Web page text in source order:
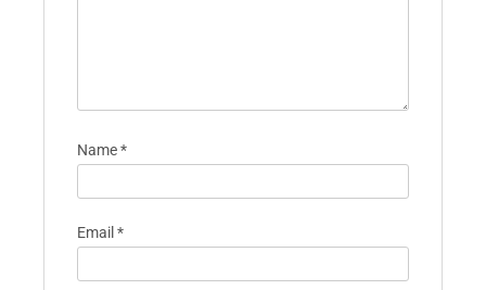
Name*
Email*